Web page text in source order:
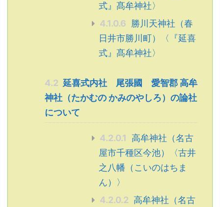
式』髙牟神社〉
4.1.0.6 勝川天神社（春
日井市勝川町）〈『延喜
式』髙牟神社〉
4.2 延喜式内社 尾張國 愛智郡 高牟
神社（たかむの かみのやしろ）の論社
について
4.2.0.1
高牟神社（名古
屋市千種区今池）〈古井
之八幡（こいのはちま
ん）〉
4.2.0.2 高牟神社（名古